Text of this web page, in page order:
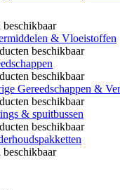
beschikbaar
& Vloeistoffen
beschikbaar
beschikbaar
Gereedschappen &
beschikbaar
& spuitbussen
beschikbaar
beschikbaar